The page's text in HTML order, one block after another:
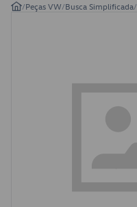
/Peças VW/Busca Simplificada/